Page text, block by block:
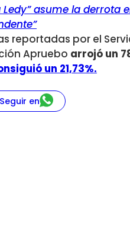
Ledy” asume la derrota
reportadas por el
Apruebo arrojó un
un 21,73%.
Seguir en